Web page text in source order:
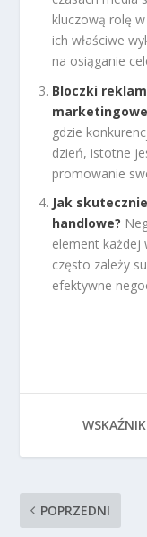
kluczową rolę
ich właściwe
na osiąganie
Bloczki
gdzie
dzień, istotne
promowanie
Jak
handlowe?
element każdej
często zależy
efektywne
POPRZEDNI